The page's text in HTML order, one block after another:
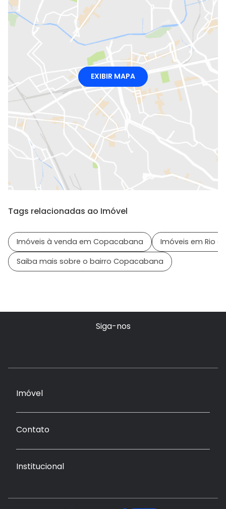
EXIBIR MAPA
Tags relacionadas ao Imóvel
Imóveis à venda em Copacabana
Imóveis em Rio
Saiba mais sobre o bairro Copacabana
Siga-nos
Imóvel
Contato
Institucional